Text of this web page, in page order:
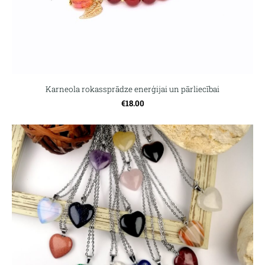
Karneola rokassprādze enerģijai un pārliecībai
€18.00